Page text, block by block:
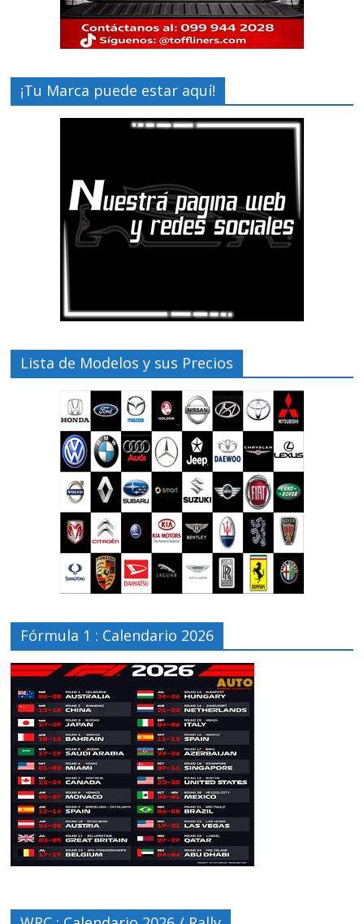
¡Tu Marca puede estar aquí!
Lista de Modelos y sus Precios
Fórmula 1 : Calendario 2026